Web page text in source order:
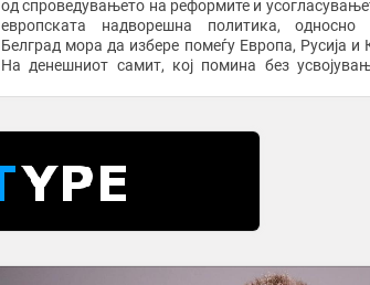
од спроведувањето на реформите и
европската надворешна политика, односно
Белград мора да избере помеѓу Европа, Русија и
На денешниот самит, кој помина без